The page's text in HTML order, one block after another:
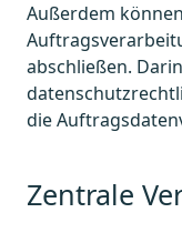
Außerdem
abschließen.
die
Zentrale